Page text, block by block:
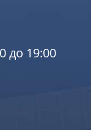
до 19:00